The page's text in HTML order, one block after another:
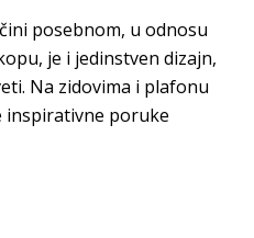
posebnom, u odnosu
je i jedinstven dizajn,
Na zidovima i plafonu
inspirativne poruke